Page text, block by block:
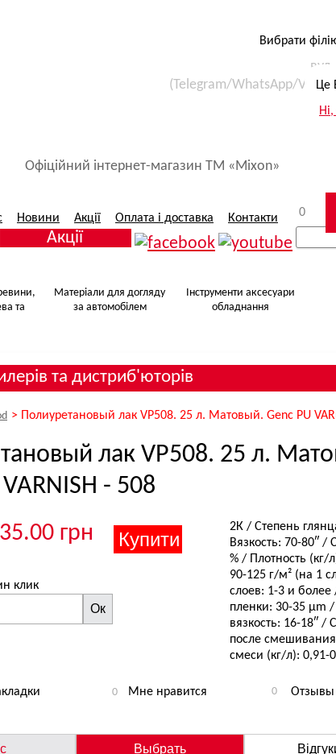
Це
Вибрати
(Telegram/WhatsApp/Viber)
Офіційний інтернет-магазин ТМ «Mixon»
Новини Акції Оплата і доставка Контакти 0
Акції
та
Матеріали для догляду
за автомобілем
Інструменти аксесуари
обладнання
та дистриб'юторів
> Полиуретановый лак VP508. 25 л. Матовый. Genc PU
лак VP508. 25 л.
- 508
грн
клик
Ок
2К / Степень
Вязкость: 70-80″ /
% / Плотность (кг/
90-125 г/м² (на 1
слоев: 1-3 и
пленки: 30-35 µm
вязкость: 16-18″ /
после
смеси (кг/л): 0,91-
0 Мне нравится 0 Отзывы
Выбрать